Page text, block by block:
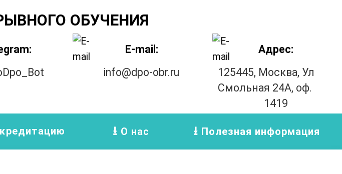
ОБУЧЕНИЯ
E-mail:
info@dpo-obr.ru
Адрес:
125445, Москва, Ул
Смольная 24А, оф.
1419
О нас Полезная информация